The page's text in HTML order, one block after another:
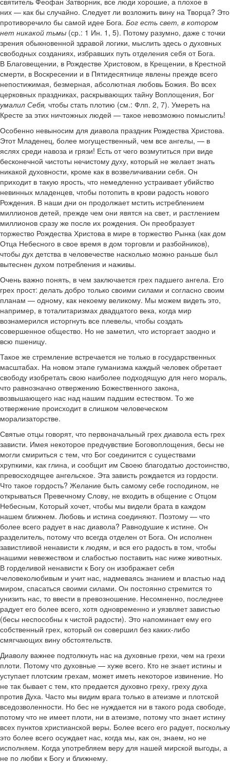
них — как бы случайно. Следует ли возложить вину на Творца? Это
противоречило бы самой идее Бога. Бог есть свет, в котором
нет никакой тьмы (ср.: 1 Ин. 1, 5). Потому разумно, даже с точки
зрения обыкновенной здравой логики, мыслить здесь о духовных
свободных созданиях, избравших путь отделения себя от Бога.
В Благовещении, в Рождестве Христовом, в Крещении, в Крестной
смерти, в Воскресении и в Пятидесятнице явлены прежде всего
непостижимая, безмерная, абсолютная любовь Божия. Во всех
церковных праздниках, раскрывающих тайну Воплощения, Бог
умалил Себя, чтобы стать плотию (см.: Флп. 2, 7). Умереть на
Кресте за этих ничтожных людей — такое невозможно помыслить!
Особенно невыносим для диавола праздник Рождества Христова.
Этот Младенец, более могущественный, чем все ангелы, — в
яслях среди навоза и грязи! Есть от чего возмутиться при виде
бесконечной чистоты нечистому духу, который не желает знать
никакой духовности, кроме как в возвеличивании себя. Он
приходит в такую ярость, что немедленно устраивает убийство
невинных младенцев, чтобы потопить в крови радость нового
Рождения. В наши дни он продолжает мстить истреблением
миллионов детей, прежде чем они явятся на свет, и растлением
миллионов сразу же после их рождения. Он преобразует
торжество Рождества Христова в мире в торжество Рынка (как дом
Отца Небесного в свое время в дом торговли и разбойников),
чтобы дух детства в человечестве насколько можно раньше был
вытеснен духом потребления и наживы.
Очень важно понять, в чем заключается грех падшего ангела. Его
грех прост: делать добро только своими силами и согласно своим
планам — одному, как некоему великому. Мы можем видеть это,
например, в тоталитаризмах двадцатого века, когда мир
вознамерился исторгнуть все плевелы, чтобы создать
совершенное общество. Но не заметил, что исторгает заодно и
всю пшеницу.
Такое же стремление встречается не только в государственных
масштабах. На новом этапе гуманизма каждый человек обретает
свободу изобретать свою наиболее подходящую для него мораль,
что равнозначно отвержению Божественного закона,
возвышающего нас над нашим падшим естеством. То же
отвержение происходит в слишком человеческом
морализаторстве.
Святые отцы говорят, что первоначальный грех диавола есть грех
зависти. Имея некоторое предчувствие Боговоплощения, бесы не
могли смириться с тем, что Бог соединится с существами
хрупкими, как глина, и сообщит им Своею благодатью достоинство,
превосходящее ангельское. Эта зависть рождается из гордости.
Что такое гордость? Желание быть самому себе господином, не
открываться Превечному Слову, не входить в общение с Отцом
Небесным, Который хочет, чтобы мы видели брата в каждом
нашем ближнем. Любовь и истина соединяют. Поэтому — что
более всего радует в нас диавола? Равнодушие к истине. Он
разделитель, потому что всегда отделен от Бога. Он исполнен
завистливой ненависти к людям, и вся его радость в том, чтобы
нашими невежеством и слабостью поставить нас ниже животных.
В горделивой ненависти к Богу он изображает себя
человеколюбивым и учит нас, надмеваясь знанием и властью над
миром, спасаться своими силами. Он постоянно стремится то
унизить нас, то ввести в превозношение. Несомненно, последнее
радует его более всего, хотя одновременно и уязвляет завистью
(бесы неспособны к чистой радости). Это напоминает ему его
собственный грех, который он совершил без каких-либо
смягчающих вину обстоятельств.
Диаволу важнее подтолкнуть нас на духовные грехи, чем на грехи
плоти. Потому что духовные — хуже всего. Кто не знает истины и
уступает плотским грехам, может иметь некоторое извинение. Но
не так бывает с тем, кто предается духовно греху, греху духа
против Духа. Часто мы видим врага только в атеизме и плотской
вседозволенности. Но бес не нуждается ни в такого рода свободе,
потому что не имеет плоти, ни в атеизме, потому что знает истину
всех пунктов христианской веры. Более всего его радует, поскольку
это более всего осуждает нас, когда мы, как он, знаем, но не
исполняем. Когда употребляем веру для нашей мирской выгоды, а
не по любви к Богу и ближнему.